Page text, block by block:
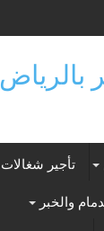
تأجير
والخبر